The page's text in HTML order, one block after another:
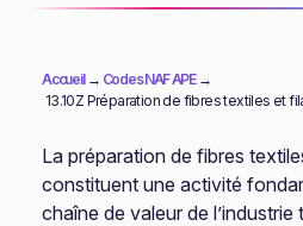
Accueil→ Codes NAF APE→
13.10Z Préparation de fibres textiles et
La préparation de fibres
constituent une activité
chaîne de valeur de